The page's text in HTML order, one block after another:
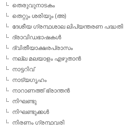
തെരുവുനാടകം
തെറ്റും ശരിയും (അ)
ദേശീയ ഗ്രന്ഥശാല ലിപ്യന്തരണ പദ്ധതി
ദ്രാവിഡഭാഷകള്‍
ദ്വിതീയാക്ഷരപ്രാസം
നല്ല മലയാളം എഴുതാന്‍
നാട്ടറിവ്
നാട്യഗൃഹം
നാറാണത്ത് ഭ്രാന്തന്‍
നിഘണ്ടു
നിഘണ്ടുക്കള്‍
നിരണം ഗ്രന്ഥവരി